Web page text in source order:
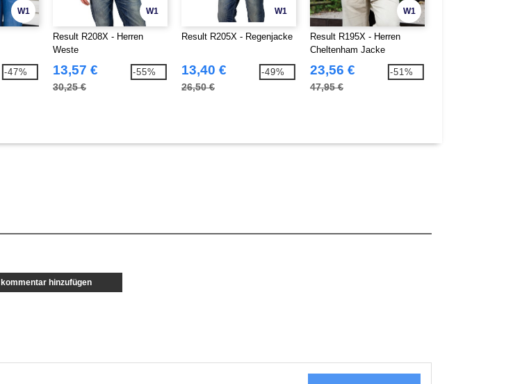
W1
-47%
W1
Result R208X - Herren
Weste
13,57 €
30,25 €
-55%
W1
Result R205X - Regenjacke
13,40 €
26,50 €
-49%
W1
Result R195X - Herren
Cheltenham Jacke
23,56 €
47,95 €
-51%
kommentar hinzufügen